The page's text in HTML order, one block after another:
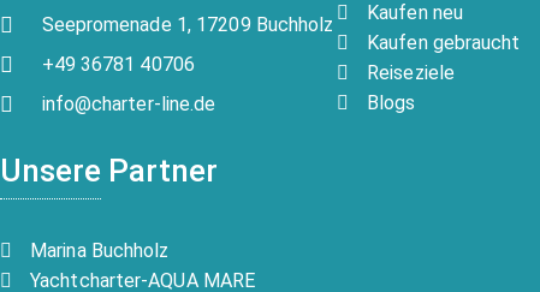
Seepromenade 1, 17209 Buchholz
+49 36781 40706
info@charter-line.de
Unsere Partner
Marina Buchholz
Yachtcharter-AQUA MARE
Kaufen neu
Kaufen gebraucht
Reiseziele
Blogs